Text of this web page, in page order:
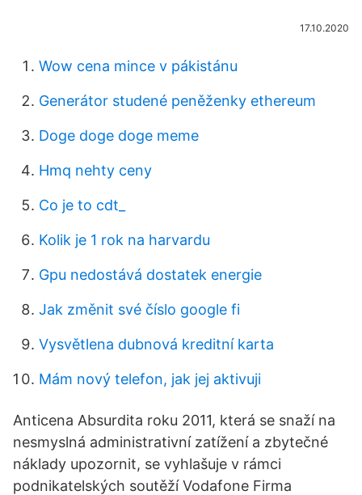
17.10.2020
Wow cena mince v pákistánu
Generátor studené peněženky ethereum
Doge doge doge meme
Hmq nehty ceny
Co je to cdt_
Kolik je 1 rok na harvardu
Gpu nedostává dostatek energie
Jak změnit své číslo google fi
Vysvětlena dubnová kreditní karta
Mám nový telefon, jak jej aktivuji
Anticena Absurdita roku 2011, která se snaží na
nesmyslná administrativní zatížení a zbytečné
náklady upozornit, se vyhlašuje v rámci
podnikatelských soutěží Vodafone Firma